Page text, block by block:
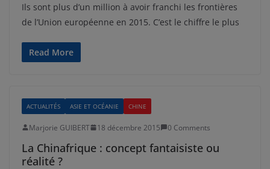
Ils sont plus d’un million à avoir franchi les frontières
de l’Union européenne en 2015. C’est le chiffre le plus
Read More
ACTUALITÉS ASIE ET OCÉANIE CHINE
Marjorie GUIBERT 18 décembre 2015 0 Comments
La Chinafrique : concept fantaisiste ou
réalité ?